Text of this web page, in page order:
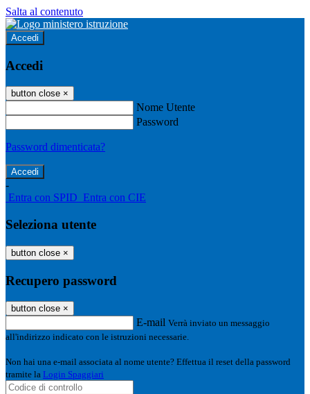
Salta al contenuto
Accedi
Accedi
button close ×
Nome Utente
Password
Password dimenticata?
-
Entra con SPID Entra con CIE
Seleziona utente
button close ×
Recupero password
button close ×
E-mail Verrà inviato un messaggio
all'indirizzo indicato con le istruzioni necessarie.
Non hai una e-mail associata al nome utente? Effettua il reset della password
tramite la Login Spaggiari